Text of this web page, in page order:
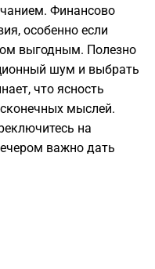
Финансово
особенно если
выгодным. Полезно
шум и выбрать
что ясность
мыслей.
на
важно дать